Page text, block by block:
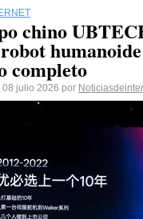
chino
completo
08 julio 2026 por